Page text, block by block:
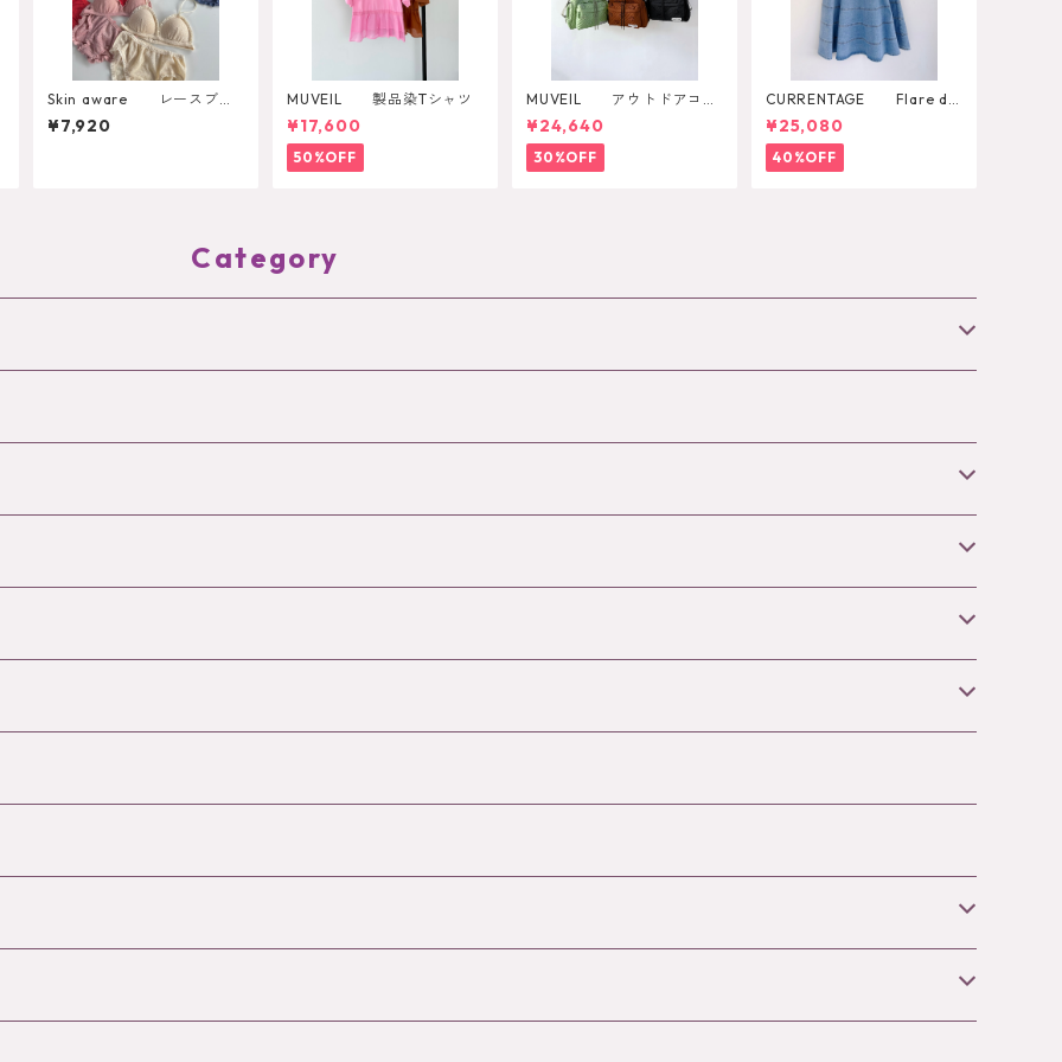
Skin aware レースブラ
トップ
¥7,920
MUVEIL 製品染Tシャツ
¥17,600
50%OFF
MUVEIL アウトドアコラ
ボ2WAYリュック
¥24,640
30%OFF
CURRENTAGE Flare de
nim skirt
¥25,080
40%OFF
Category